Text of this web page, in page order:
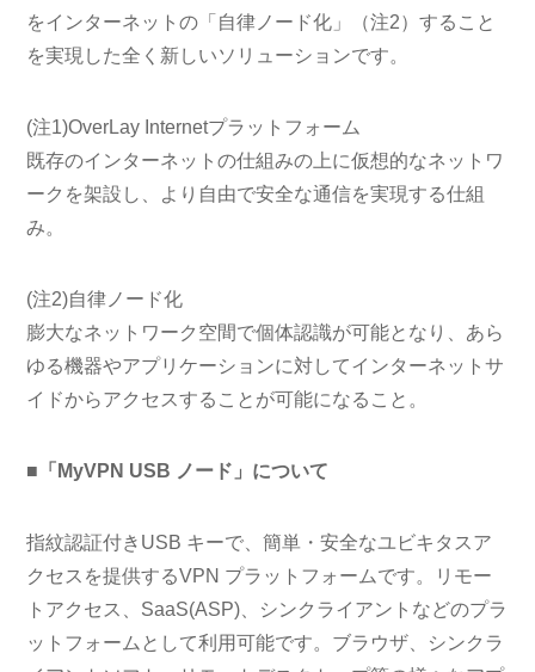
をインターネットの「自律ノード化」
（注2）すること
を実現した全く新しいソリューションです。
(注1)OverLay Internetプラットフォーム
既存のインターネットの仕組みの上に仮想的なネットワ
ークを架設し、より自由で安全な通信を実現する仕組
み。
(注2)自律ノード化
膨大なネットワーク空間で個体認識が可能となり、あら
ゆる機器やアプリケーションに対してインターネットサ
イドからアクセスすることが可能になること。
■「MyVPN USB ノード」について
指紋認証付きUSB キーで、簡単・安全なユビキタスア
クセスを提供するVPN プラットフォームです。リモー
トアクセス、SaaS(ASP)、シンクライアントなどのプラ
ットフォームとして利用可能です。ブラウザ、シンクラ